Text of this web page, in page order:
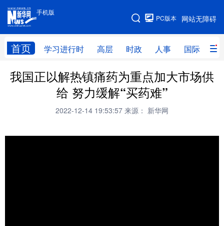
手机版
网站无障碍
PC版本
首页 学习进行时 高层 时政 人事 国际 财
手机版
网站地图
学习进行时 高层 时政 人事
财经 网评
全球连线
科技 科创 量子 体育
我国正以解热镇痛药为重点加大市场供
给 努力缓解“买药难”
2022-12-14 19:53:57 来源： 新华网